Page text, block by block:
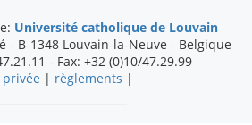
Université catholique de Louvain
- B-1348 Louvain-la-Neuve - Belgique
- Fax: +32 (0)10/47.29.99
| règlements |